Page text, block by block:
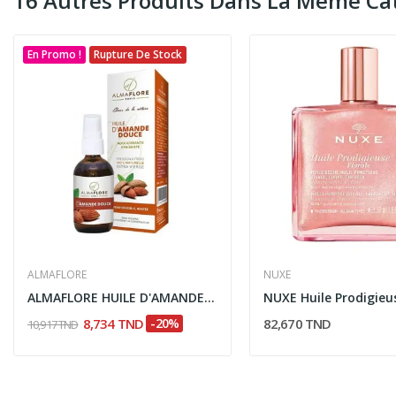
En Promo ! Rupture De Stock
ALMAFLORE
ALMAFLORE HUILE D'AMANDE DOUCE 50ML
10,917 TND 8,734 TND -20%
NUXE
82,670 TND